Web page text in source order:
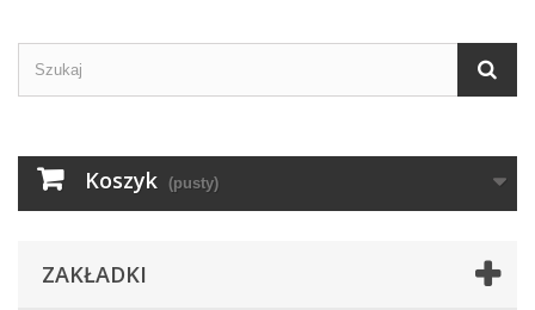
Koszyk (pusty)
ZAKŁADKI